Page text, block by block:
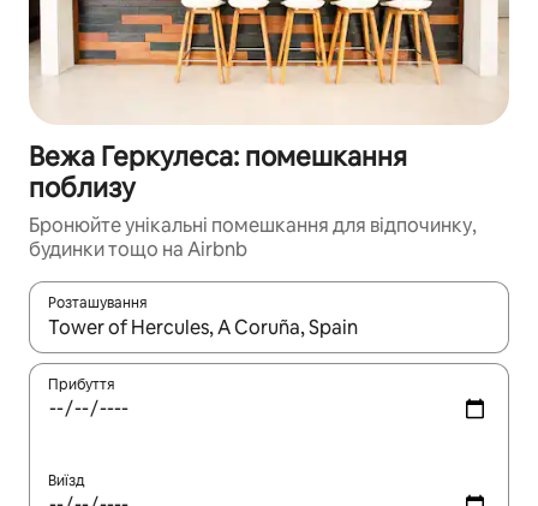
Вежа Геркулеса: помешкання
поблизу
Бронюйте унікальні помешкання для відпочинку,
будинки тощо на Airbnb
Розташування
Отримавши результати пошуку, використовуйте для
Прибуття
Виїзд